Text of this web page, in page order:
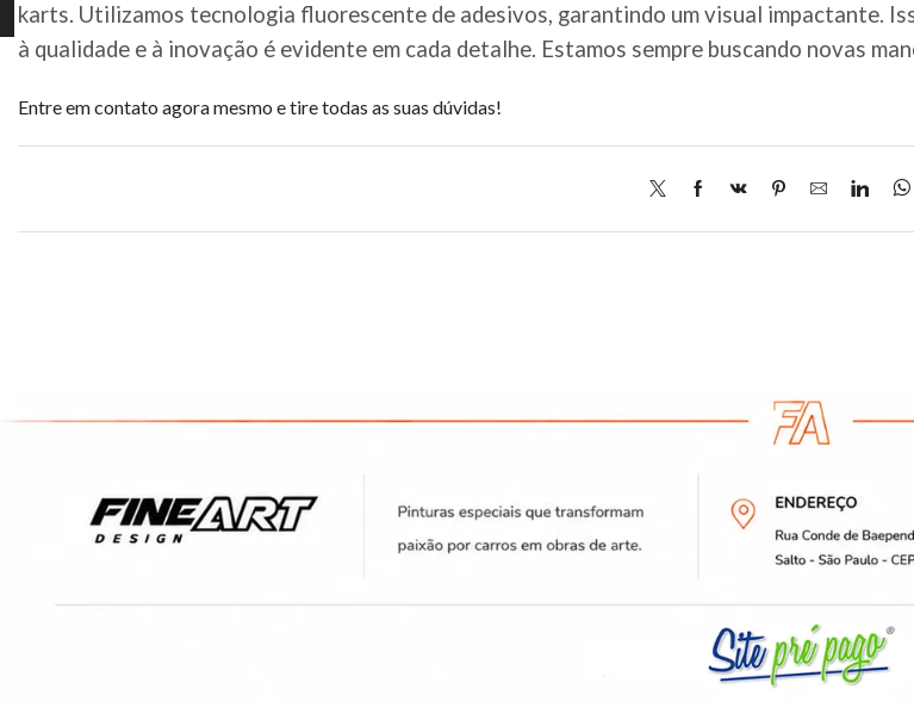
karts. Utilizamos tecnologia fluorescente de adesivos, garantindo um visual impactante.
à qualidade e à inovação é evidente em cada detalhe. Estamos sempre buscando novas
Entre em contato agora mesmo e tire todas as suas dúvidas!